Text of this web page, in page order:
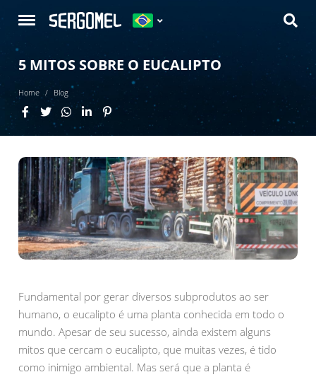
5 MITOS SOBRE O EUCALIPTO
Home Blog
Fundamental por gerar diversos subprodutos ao ser
humano, o eucalipto é uma planta conhecida em todo o
mundo. Apesar de seu sucesso, ainda existem alguns
mitos que cercam o eucalipto, que muitas vezes, é tido
como inimigo ambiental. Mas será que a planta é